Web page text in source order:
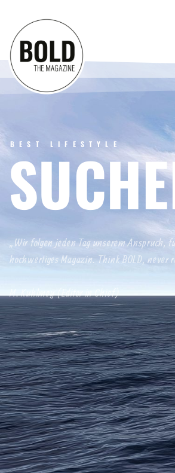
BEST LIFESTYLE
„Wir folgen jeden Tag unserem Anspruch,
hochwertiges Magazin. Think BOLD, never
M. Kuhlmey (Editor in Chief)